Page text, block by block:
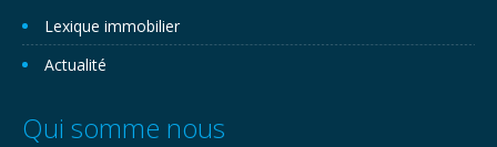
Lexique immobilier
Actualité
Qui somme nous